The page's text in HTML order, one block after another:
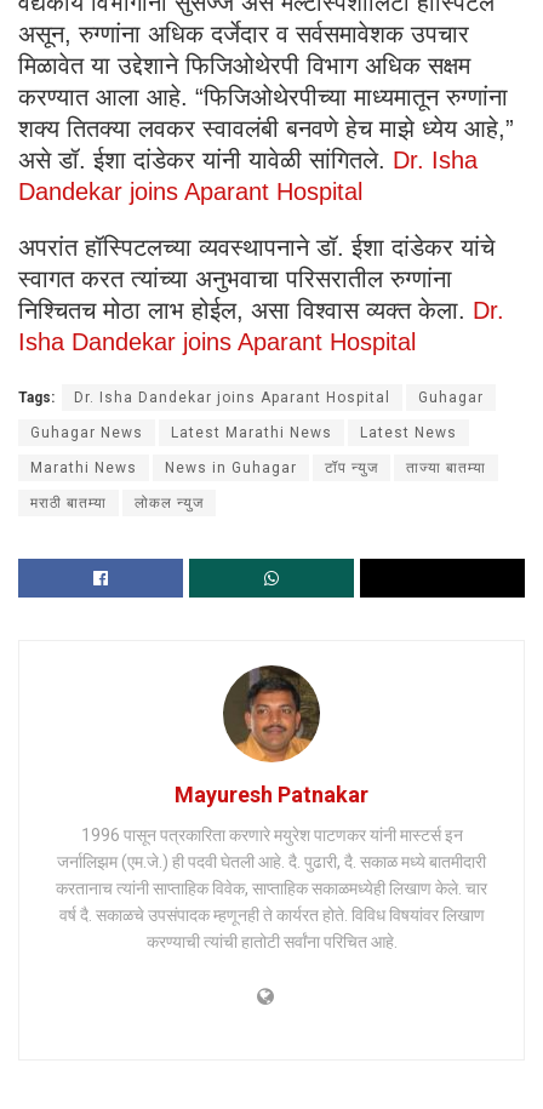
असून, रुग्णांना अधिक दर्जेदार व सर्वसमावेशक उपचार
मिळावेत या उद्देशाने फिजिओथेरपी विभाग अधिक सक्षम
करण्यात आला आहे. “फिजिओथेरपीच्या माध्यमातून रुग्णांना
शक्य तितक्या लवकर स्वावलंबी बनवणे हेच माझे ध्येय आहे,”
असे डॉ. ईशा दांडेकर यांनी यावेळी सांगितले. Dr. Isha
Dandekar joins Aparant Hospital
अपरांत हॉस्पिटलच्या व्यवस्थापनाने डॉ. ईशा दांडेकर यांचे
स्वागत करत त्यांच्या अनुभवाचा परिसरातील रुग्णांना
निश्चितच मोठा लाभ होईल, असा विश्वास व्यक्त केला. Dr.
Isha Dandekar joins Aparant Hospital
Tags: Dr. Isha Dandekar joins Aparant Hospital Guhagar
Guhagar News Latest Marathi News Latest News
Marathi News News in Guhagar टॉप न्युज ताज्या बातम्या
मराठी बातम्या लोकल न्युज
Mayuresh Patnakar
1996 पासून पत्रकारिता करणारे मयुरेश पाटणकर यांनी मास्टर्स इन
जर्नालिझम (एम.जे.) ही पदवी घेतली आहे. दै. पुढारी, दै. सकाळ मध्ये बातमीदारी
करतानाच त्यांनी साप्ताहिक विवेक, साप्ताहिक सकाळमध्येही लिखाण केले. चार
वर्ष दै. सकाळचे उपसंपादक म्हणूनही ते कार्यरत होते. विविध विषयांवर लिखाण
करण्याची त्यांची हातोटी सर्वांना परिचित आहे.